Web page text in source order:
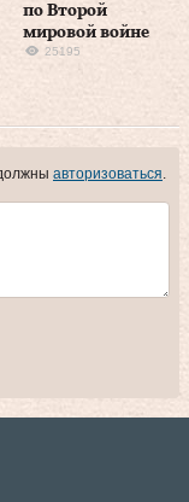
по Второй
мировой войне
25195
авторизоваться.